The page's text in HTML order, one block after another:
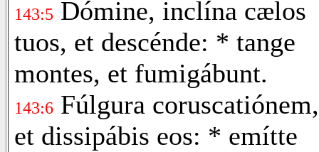
143:5 Dómine, inclína cælos
tuos, et descénde: * tange
montes, et fumigábunt.
143:6 Fúlgura coruscatiónem,
et dissipábis eos: * emítte